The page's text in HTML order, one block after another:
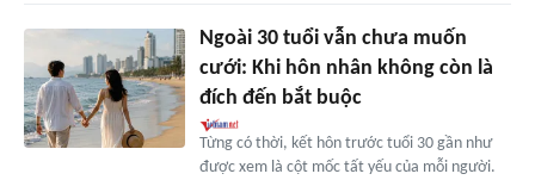
Ngoài 30 tuổi vẫn chưa muốn
cưới: Khi hôn nhân không còn là
đích đến bắt buộc
Từng có thời, kết hôn trước tuổi 30 gần như
được xem là cột mốc tất yếu của mỗi người.